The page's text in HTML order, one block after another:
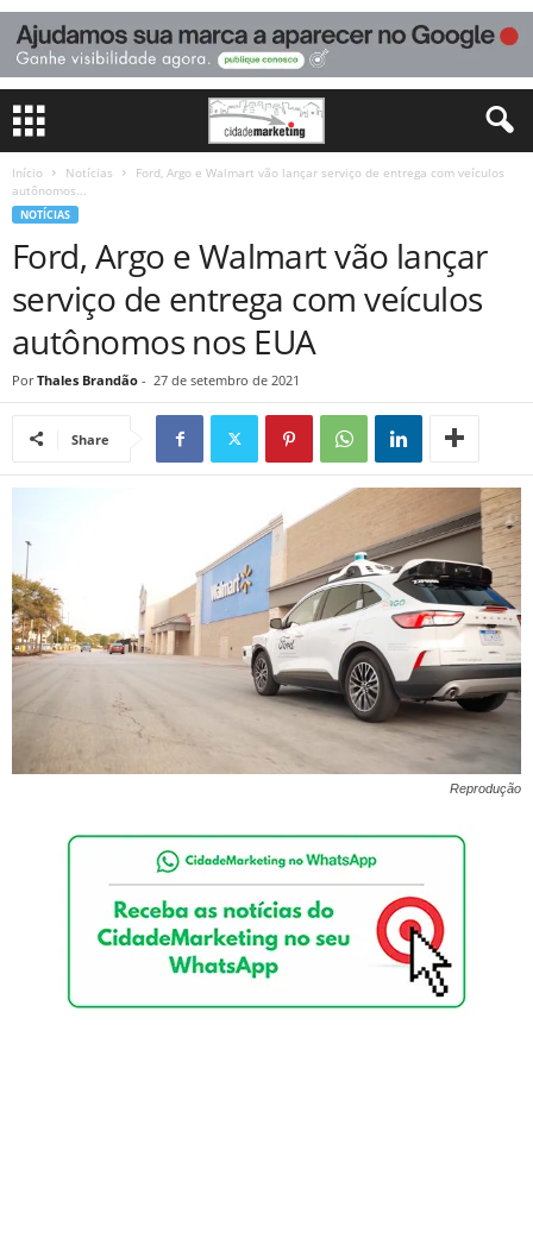
Início Notícias
Ford, Argo e Walmart vão lançar serviço de entrega com veículos
autônomos...
NOTÍCIAS
Ford, Argo e Walmart vão lançar
serviço de entrega com veículos
autônomos nos EUA
Por Thales Brandão - 27 de setembro de 2021
Share
Reprodução